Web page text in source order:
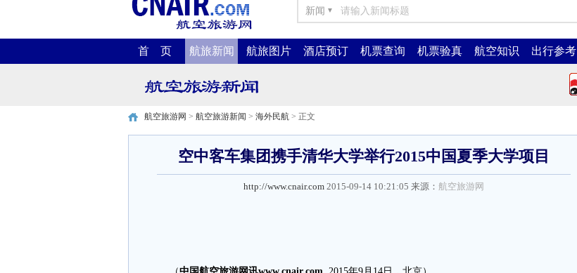
新闻 ▼
首 页 航旅新闻 航旅图片 酒店预订 机票查询 机票验真 航空知识 出行参考
航空旅游网 > 航空旅游新闻 > 海外民航 > 正文
空中客车集团携手清华大学举行2015中国夏季大学项目
http://www.cnair.com 2015-09-14 10:21:05 来源： 航空旅游网